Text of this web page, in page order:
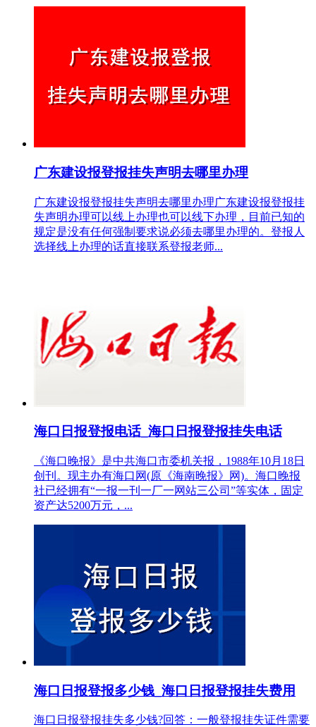
广东建设报登报挂失声明去哪里办理
广东建设报登报挂失声明去哪里办理广东建设报登报挂
失声明办理可以线上办理也可以线下办理，目前已知的
规定是没有任何强制要求说必须去哪里办理的。登报人
选择线上办理的话直接联系登报老师...
海口日报登报电话_海口日报登报挂失电话
《海口晚报》是中共海口市委机关报，1988年10月18日
创刊。现主办有海口网(原《海南晚报》网)。海口晚报
社已经拥有“一报一刊一厂一网站三公司”等实体，固定
资产达5200万元，...
海口日报登报多少钱_海口日报登报挂失费用
海口日报登报挂失多少钱?回答：一般登报挂失证件需要